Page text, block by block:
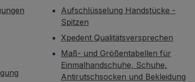
Aufschlüsselung Handstücke -
Spitzen
Xpedent Qualitätsversprechen
Maß- und Größentabellen für
Einmalhandschuhe, Schuhe,
Antirutschsocken und Bekleidung